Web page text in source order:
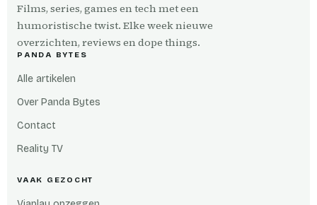
Films, series, games en tech met een
humoristische twist. Elke week nieuwe
overzichten, reviews en dope things.
PANDA BYTES
Alle artikelen
Over Panda Bytes
Contact
Reality TV
VAAK GEZOCHT